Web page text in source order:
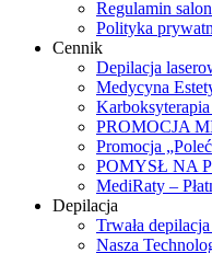
Regulamin
Polityka
Cennik
Depilacja
Medycyna
PROMOCJA
Promocja
POMYSŁ NA
MediRaty –
Depilacja
Trwała
Nasza